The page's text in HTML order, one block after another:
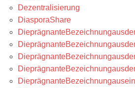
Dezentralisierung
DiasporaShare